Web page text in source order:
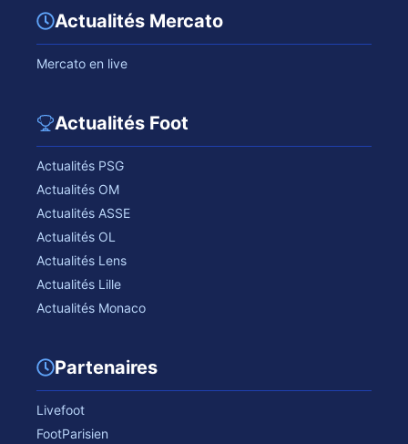
Actualités Mercato
Mercato en live
Actualités Foot
Actualités PSG
Actualités OM
Actualités ASSE
Actualités OL
Actualités Lens
Actualités Lille
Actualités Monaco
Partenaires
Livefoot
FootParisien